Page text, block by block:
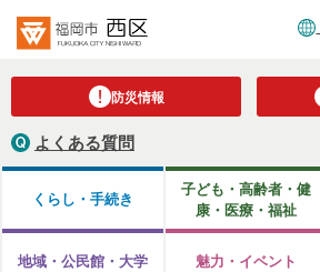
防災情報
よくある質問
くらし・手続き
子ども・高齢者・健
康・医療・福祉
地域・公民館・大学 魅力・イベント